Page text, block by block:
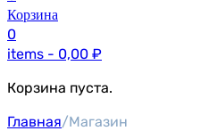
Корзина
0
items - 0,00 ₽
Корзина пуста.
Главная/Магазин